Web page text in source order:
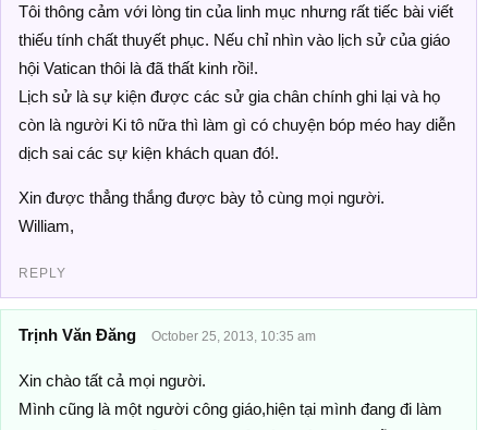
Tôi thông cảm với lòng tin của linh mục nhưng rất tiếc bài viết
thiếu tính chất thuyết phục. Nếu chỉ nhìn vào lịch sử của giáo
hội Vatican thôi là đã thất kinh rồi!.
Lịch sử là sự kiện được các sử gia chân chính ghi lại và họ
còn là người Ki tô nữa thì làm gì có chuyện bóp méo hay diễn
dịch sai các sự kiện khách quan đó!.
Xin được thẳng thắng được bày tỏ cùng mọi người.
William,
REPLY
Trịnh Văn Đăng October 25, 2013, 10:35 am
Xin chào tất cả mọi người.
Mình cũng là một người công giáo,hiện tại mình đang đi làm